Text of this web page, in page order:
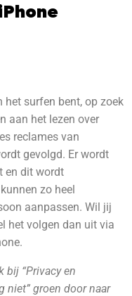
het surfen bent, op zoek
aan het lezen over
reclames van
gevolgd. Er wordt
en dit wordt
zo heel
aanpassen. Wil jij
het volgen dan uit via
bij “Privacy en
niet” groen door naar